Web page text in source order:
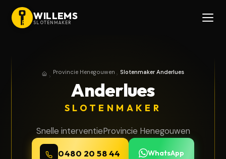
WILLEMS
SLOTENMAKER
HomeProvincie Henegouwen
Provincie Henegouwen Slotenmaker Anderlues
Anderlues
SLOTENMAKER
Snelle interventieProvincie Henegouwen
0480 20 58 44 WhatsApp